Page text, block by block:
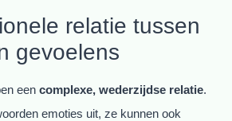
relatie tussen
gevoelens
een complexe, wederzijdse relatie.
emoties uit, ze kunnen ook